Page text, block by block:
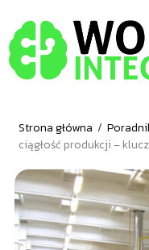
Strona główna /
ciągłość produkcji –